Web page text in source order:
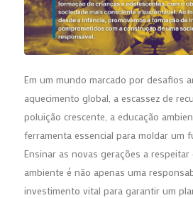
Em um mundo marcado por desafios
aquecimento global, a escassez de
poluição crescente, a educação
ferramenta essencial para moldar um
Ensinar as novas gerações a
ambiente é não apenas uma
investimento vital para garantir um